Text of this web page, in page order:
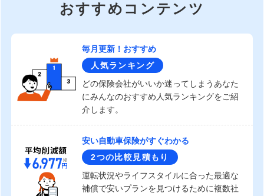
おすすめコンテンツ
毎月更新！おすすめ
人気ランキング
どの保険会社がいいか迷ってしまうあなた
にみんなのおすすめ人気ランキングをご紹
介します。
安い自動車保険がすぐわかる
2つの比較見積もり
運転状況やライフスタイルに合った最適な
補償で安いプランを見つけるために複数社